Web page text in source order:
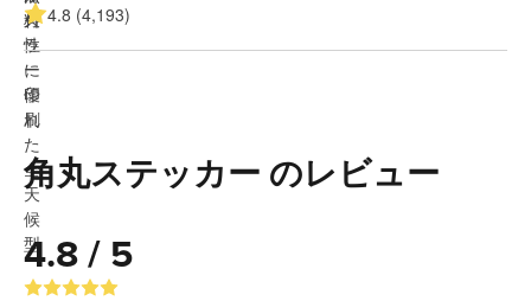
4.8 (4,193)
角丸ステッカー のレビュー
4.8 / 5